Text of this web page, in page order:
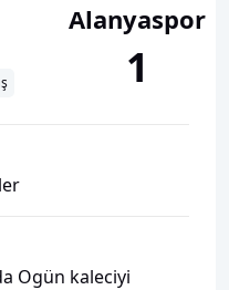
Alanyaspor
1
Ogün kaleciyi